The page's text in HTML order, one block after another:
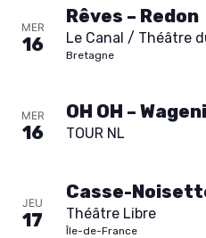
MER
16
Rêves – Redon
Le Canal / Théâtre
Bretagne
MER
16
OH OH –
TOUR NL
JEU
17
Casse-
Théâtre Libre
Île-de-France